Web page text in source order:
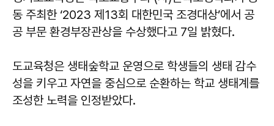
동 주최한 ‘2023 제13회 대한민국 조경대상’에서 공
공 부문 환경부장관상을 수상했다고 7일 밝혔다.
도교육청은 생태숲학교 운영으로 학생들의 생태 감수
성을 키우고 자연을 중심으로 순환하는 학교 생태계를
조성한 노력을 인정받았다.